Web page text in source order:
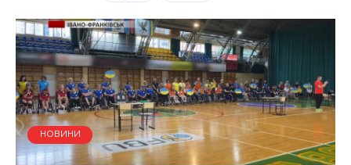
НОВИНИ